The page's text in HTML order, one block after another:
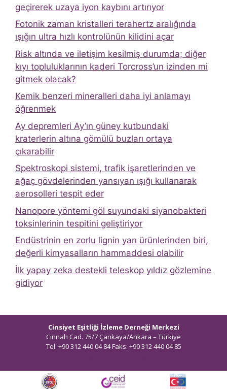
geçirerek uzaya iyon kaybını artırıyor
Fotonik zaman kristalleri terahertz aralığında
ışığın ultra hızlı kontrolünün kilidini açar
Risk altında ve iletişim kesilmiş durumda; diğer
kıyı topluluklarının kaderi Torcross’un izinden mi
gitmek olacak?
Kemik benzeri mineralleri daha iyi anlamayı
öğrenmek
Ay depremleri Ay’ın güney kutbundaki
kraterlerin altına gömülü buzları ortaya
çıkarabilir
Spektroskopi sistemi, trafik işaretlerinden ve
ağaç gövdelerinden yansıyan ışığı kullanarak
aerosolleri tespit eder
Nanopore yöntemi göl suyundaki siyanobakteri
toksinlerinin tespitini geliştiriyor
Endüstrinin en zorlu lignin yan ürünlerinden biri,
değerli kimyasalların hammaddesi olabilir
İlk yapay zeka destekli teleskop yıldız gözlemine
gidiyor
Cinsiyet Eşitliği İzleme Derneği Merkezi
Cinnah Cad. 75/7 Çankaya/Ankara – Türkiye
Tel: +90 312 440 04 84 Faks: +90 312 440 04 85